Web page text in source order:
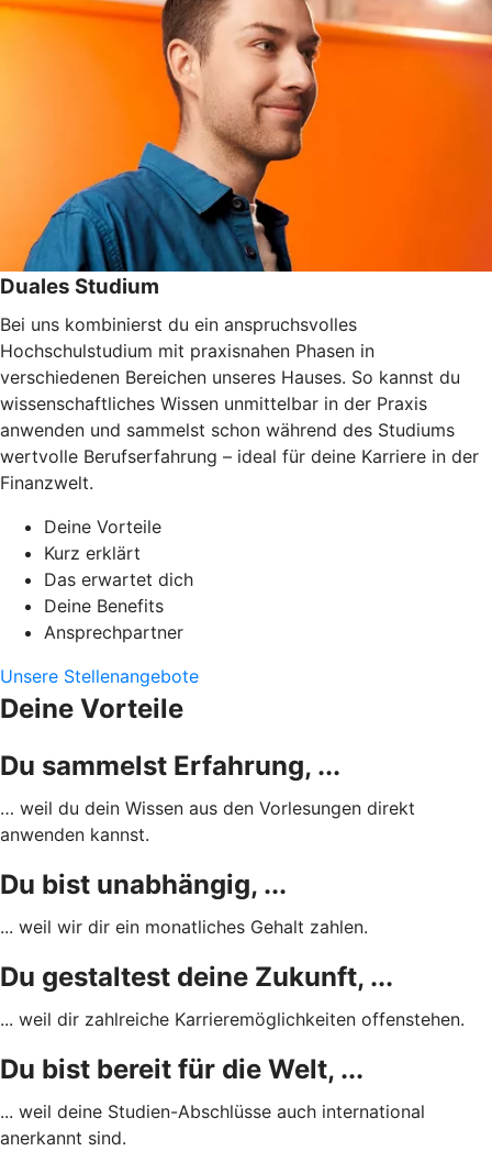
Duales Studium
Bei uns kombinierst du ein anspruchsvolles
Hochschulstudium mit praxisnahen Phasen in
verschiedenen Bereichen unseres Hauses. So kannst du
wissenschaftliches Wissen unmittelbar in der Praxis
anwenden und sammelst schon während des Studiums
wertvolle Berufserfahrung – ideal für deine Karriere in der
Finanzwelt.
Deine Vorteile
Kurz erklärt
Das erwartet dich
Deine Benefits
Ansprechpartner
Unsere Stellenangebote
Deine Vorteile
Du sammelst Erfahrung, ...
… weil du dein Wissen aus den Vorlesungen direkt
anwenden kannst.
Du bist unabhängig, ...
... weil wir dir ein monatliches Gehalt zahlen.
Du gestaltest deine Zukunft, ...
... weil dir zahlreiche Karrieremöglichkeiten offenstehen.
Du bist bereit für die Welt, ...
... weil deine Studien-Abschlüsse auch international
anerkannt sind.